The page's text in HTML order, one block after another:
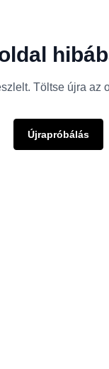
Töltse újra az
Újrapróbálás